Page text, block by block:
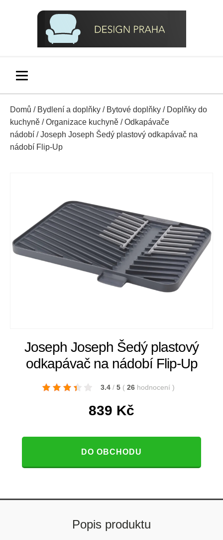
Domů / Bydlení a doplňky / Bytové doplňky / Doplňky do
kuchyně /Organizace kuchyně /Odkapávače
nádobí / Joseph Joseph Šedý plastový odkapávač na
nádobí Flip-Up
Joseph Joseph Šedý plastový
odkapávač na nádobí Flip-Up
3.4 / 5 ( 26 hodnocení )
839 Kč
DO OBCHODU
Popis produktu